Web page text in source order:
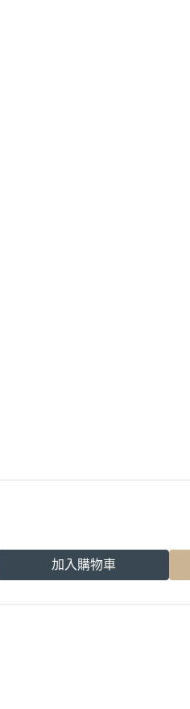
加入購物車